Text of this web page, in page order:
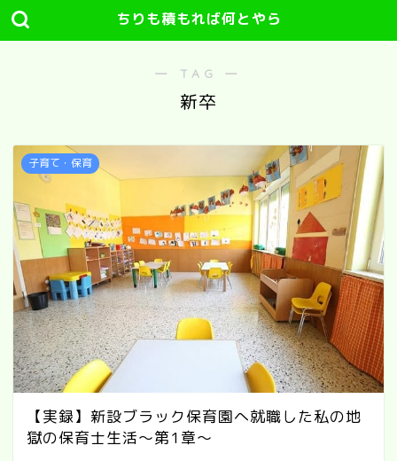
ちりも積もれば何とやら
― TAG ―
新卒
子育て・保育
【実録】新設ブラック保育園へ就職した私の地
獄の保育士生活～第1章～